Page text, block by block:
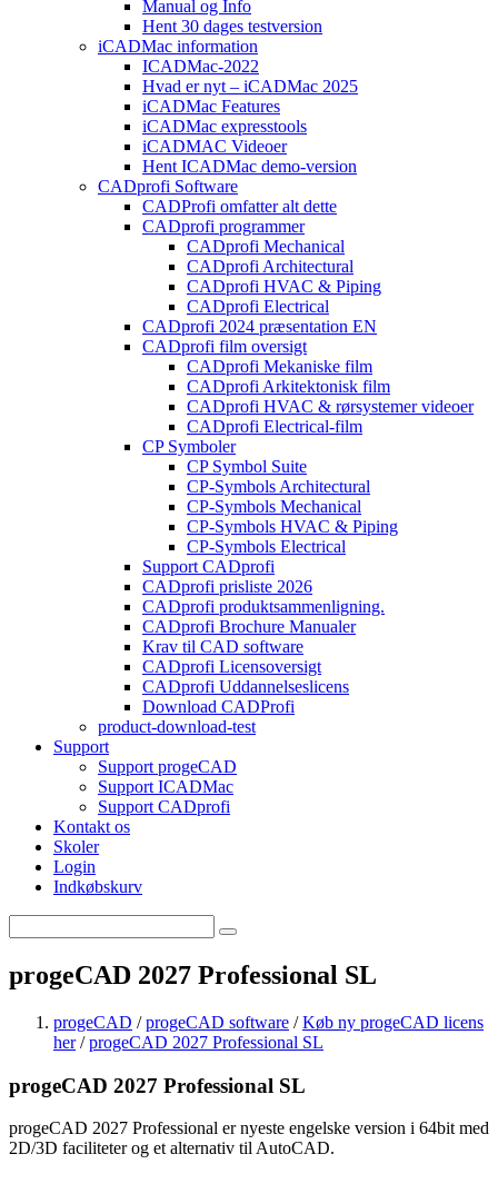
Manual og Info
Hent 30 dages testversion
iCADMac information
ICADMac-2022
Hvad er nyt – iCADMac 2025
iCADMac Features
iCADMac expresstools
iCADMAC Videoer
Hent ICADMac demo-version
CADprofi Software
CADProfi omfatter alt dette
CADprofi programmer
CADprofi Mechanical
CADprofi Architectural
CADprofi HVAC & Piping
CADprofi Electrical
CADprofi 2024 præsentation EN
CADprofi film oversigt
CADprofi Mekaniske film
CADprofi Arkitektonisk film
CADprofi HVAC & rørsystemer videoer
CADprofi Electrical-film
CP Symboler
CP Symbol Suite
CP-Symbols Architectural
CP-Symbols Mechanical
CP-Symbols HVAC & Piping
CP-Symbols Electrical
Support CADprofi
CADprofi prisliste 2026
CADprofi produktsammenligning.
CADprofi Brochure Manualer
Krav til CAD software
CADprofi Licensoversigt
CADprofi Uddannelseslicens
Download CADProfi
product-download-test
Support
Support progeCAD
Support ICADMac
Support CADprofi
Kontakt os
Skoler
Login
Indkøbskurv
progeCAD 2027 Professional SL
progeCAD /progeCAD software /Køb ny progeCAD licens
her/progeCAD 2027 Professional SL
progeCAD 2027 Professional SL
progeCAD 2027 Professional er nyeste engelske version i 64bit med
2D/3D faciliteter og et alternativ til AutoCAD.